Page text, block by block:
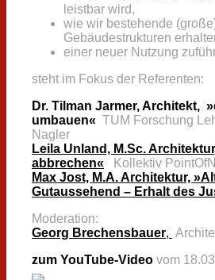
leistbar wird,
wie wir bestehende
Gebäudestrukturen
einer neuer Nutzung
steht im Fokus der Referenten:
Dr. Tilman Jarmer, Architekt,
umbauen« TUM Forschung
Nagler
Leila Unland, M.Sc.
abbrechen« Kollektiv
Max Jost, M.A. Architektur,
Gutaussehend – Erhalt des
Moderation:
Georg Brechensbauer,
zum YouTube-Video vom